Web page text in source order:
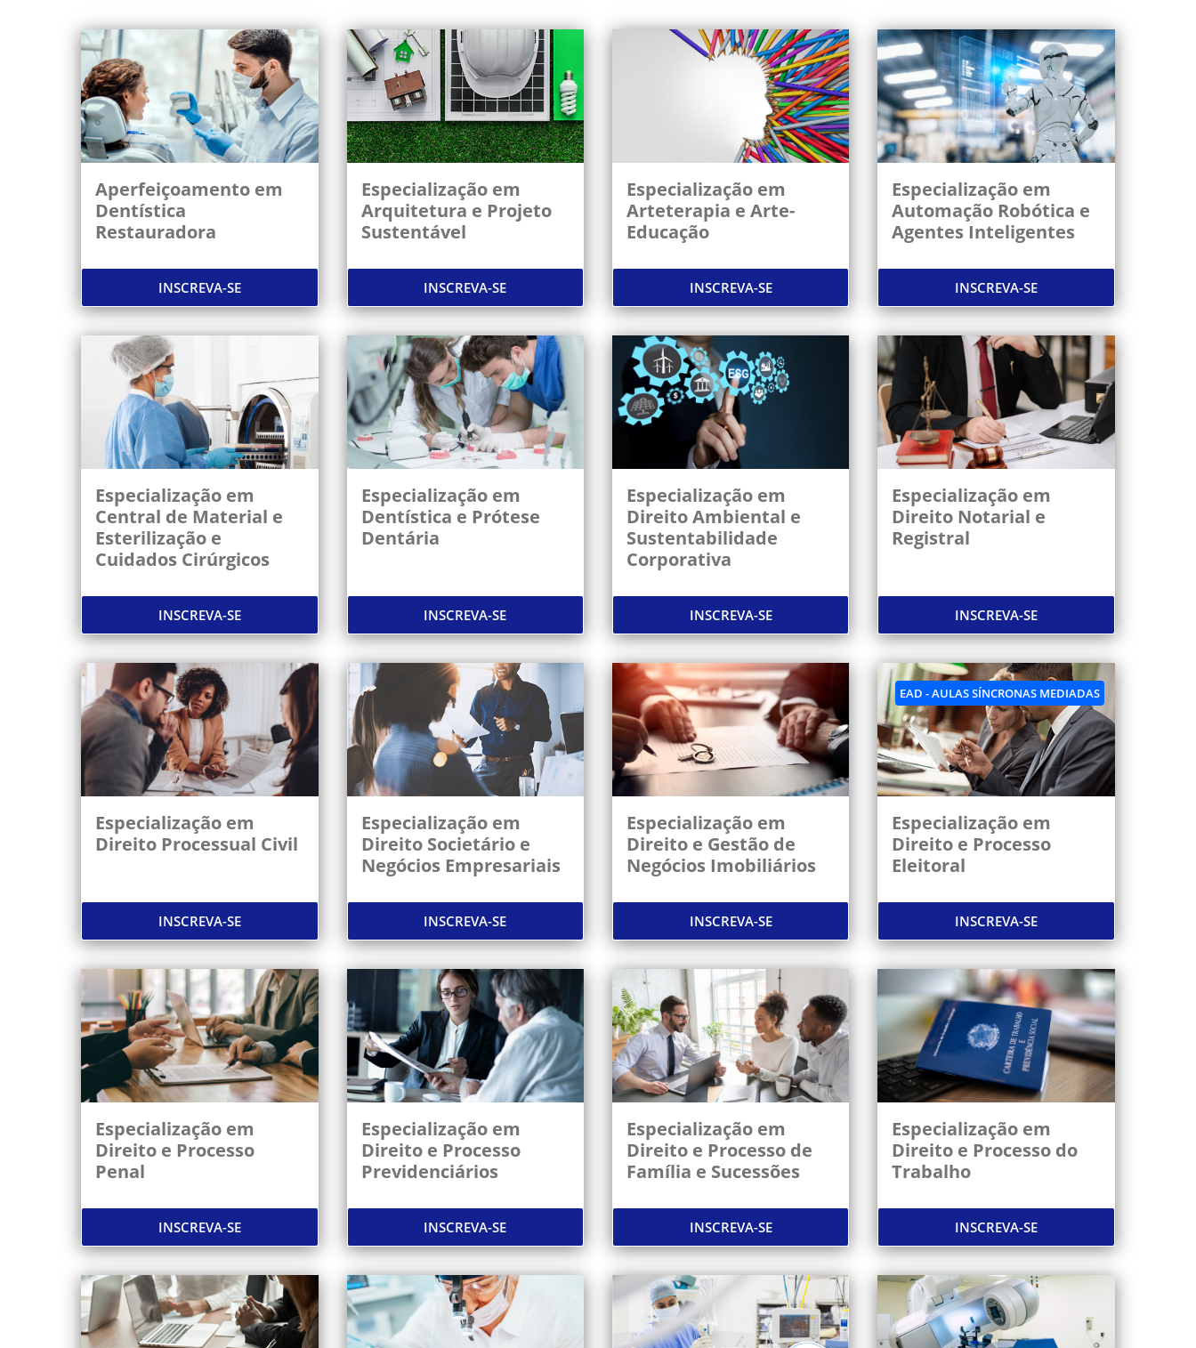
Aperfeiçoamento em
Dentística
Restauradora
INSCREVA-SE
Especialização em
Arquitetura e Projeto
Sustentável
INSCREVA-SE
Especialização em
Arteterapia e Arte-
Educação
INSCREVA-SE
Especialização em
Automação Robótica e
Agentes Inteligentes
INSCREVA-SE
Especialização em
Central de Material e
Esterilização e
Cuidados Cirúrgicos
INSCREVA-SE
Especialização em
Dentística e Prótese
Dentária
INSCREVA-SE
Especialização em
Direito Ambiental e
Sustentabilidade
Corporativa
INSCREVA-SE
Especialização em
Direito Notarial e
Registral
INSCREVA-SE
Especialização em
Direito Processual Civil
INSCREVA-SE
Especialização em
Direito Societário e
Negócios Empresariais
INSCREVA-SE
Especialização em
Direito e Gestão de
Negócios Imobiliários
INSCREVA-SE
EAD - AULAS SÍNCRONAS MEDIADAS
Especialização em
Direito e Processo
Eleitoral
INSCREVA-SE
Especialização em
Direito e Processo
Penal
INSCREVA-SE
Especialização em
Direito e Processo
Previdenciários
INSCREVA-SE
Especialização em
Direito e Processo de
Família e Sucessões
INSCREVA-SE
Especialização em
Direito e Processo do
Trabalho
INSCREVA-SE